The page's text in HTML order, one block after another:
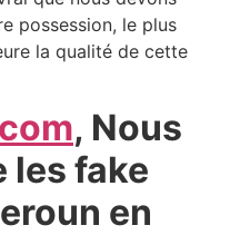
possession, le plus
la qualité de cette
, Nous
les fake
en